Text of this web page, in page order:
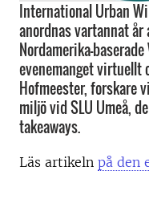
International Urban
anordnas vartannat
Nordamerika-
evenemanget virtuellt
Hofmeester, forskare
miljö vid SLU Umeå,
takeaways.
Läs artikeln på den